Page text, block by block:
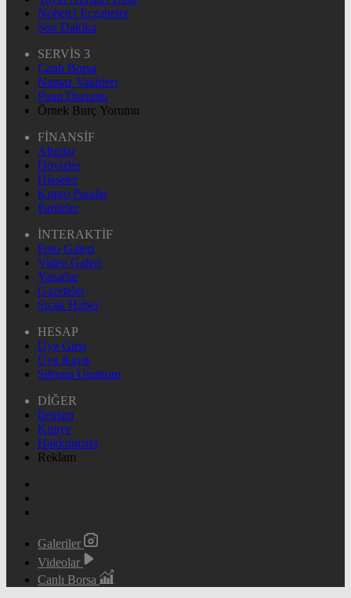
Nöbetçi Eczaneler
Son Dakika
SERVİS 3
Canlı Borsa
Namaz Vakitleri
Puan Durumu
Örnek Burç Yorumu
FİNANSİF
Altınlar
Dövizler
Hisseler
Kripto Paralar
Pariteler
İNTERAKTİF
Foto Galeri
Video Galeri
Yazarlar
Gazeteler
Sıcak Haber
HESAP
Üye Giriş
Üye Kayıt
Şifremi Unuttum
DİĞER
İletişim
Künye
Hakkımızda
Reklam
Galeriler
Videolar
Canlı Borsa